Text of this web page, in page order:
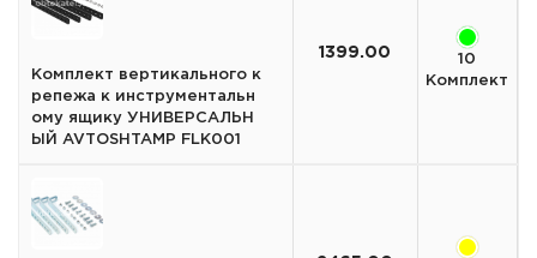
Комплект вертикального к
репежа к инструментальн
ому ящику УНИВЕРСАЛЬН
ЫЙ AVTOSHTAMP FLK001
1399.00
10
Комплект